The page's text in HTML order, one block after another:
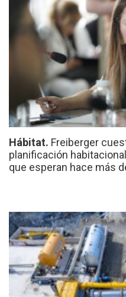
Hábitat. Freiberger
planificación
que esperan hace más